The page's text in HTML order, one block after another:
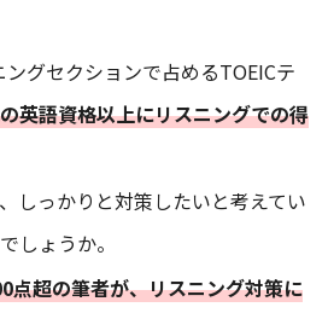
グセクションで占めるTOEICテ
英語資格以上にリスニングでの得
しっかりと対策したいと考えてい
しょうか。
点超の筆者が、リスニング対策に